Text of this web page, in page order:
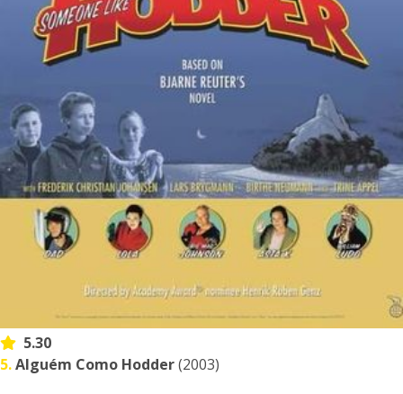
5.30
5.Alguém Como Hodder(2003)